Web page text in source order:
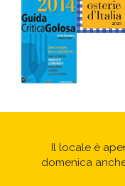
Il locale è
domenica